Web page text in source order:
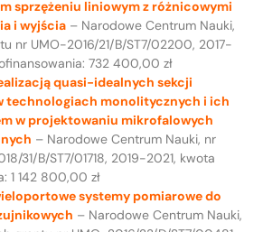
sprzężeniu liniowym z różnicowymi
i wyjścia – Narodowe Centrum Nauki,
nr UMO-2016/21/B/ST7/02200, 2017-
732 400,00 zł
quasi-idealnych sekcji
technologiach monolitycznych i ich
w projektowaniu mikrofalowych
– Narodowe Centrum Nauki, nr
31/B/ST7/01718, 2019-2021, kwota
1 142 800,00 zł
systemy pomiarowe do
– Narodowe Centrum Nauki,